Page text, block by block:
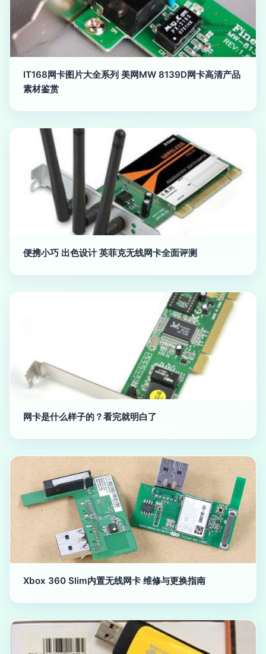
IT168网卡图片大全系列 美网MW 8139D网卡高清产品
素材鉴赏
便携小巧 出色设计 英菲克无线网卡全面评测
网卡是什么样子的？看完就明白了
Xbox 360 Slim内置无线网卡 维修与更换指南